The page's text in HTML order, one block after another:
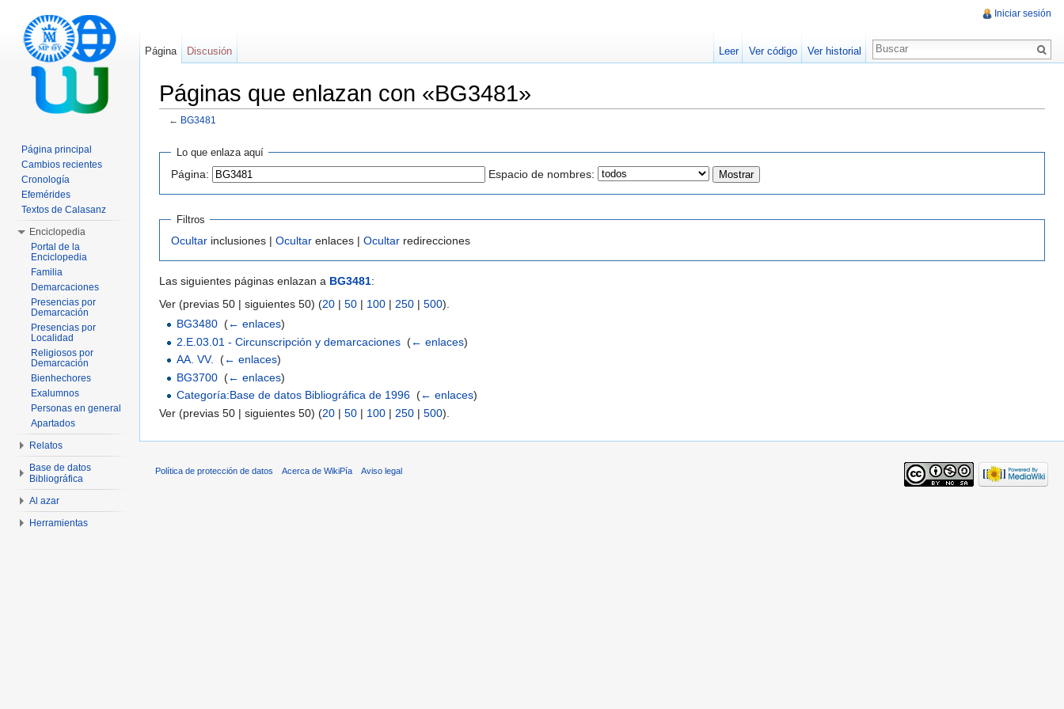
Páginas que enlazan con «BG3481»
← BG3481
Lo que enlaza aquí
Página: Espacio de nombres:
Filtros
Ocultar inclusiones | Ocultar enlaces | Ocultar redirecciones
Las siguientes páginas enlazan a BG3481:
Ver (previas 50 | siguientes 50) (20 | 50 | 100 | 250 | 500).
BG3480 (← enlaces)
2.E.03.01 - Circunscripción y demarcaciones (← enlaces)
AA. VV.
(← enlaces)
BG3700 (← enlaces)
Categoría:Base de datos Bibliográfica de 1996 (← enlaces)
Ver (previas 50 | siguientes 50) (20 | 50 | 100 | 250 | 500).
Iniciar sesión
Página Discusión Leer Ver código Ver historial
Página principal
Cambios recientes
Cronología
Efemérides
Textos de Calasanz
Enciclopedia
Portal de la
Enciclopedia
Familia
Demarcaciones
Presencias por
Demarcación
Presencias por
Localidad
Religiosos por
Demarcación
Bienhechores
Exalumnos
Personas en general
Apartados
Relatos
Base de datos
Bibliográfica
Al azar
Herramientas
Política de protección de datos Acerca de WikiPía Aviso legal